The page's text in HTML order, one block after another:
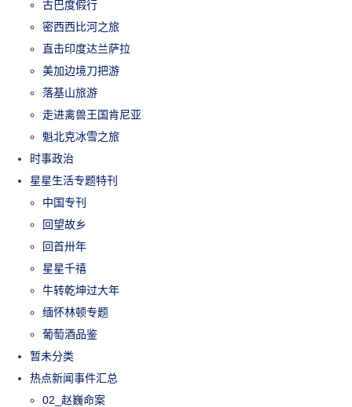
古巴度假行
密西西比河之旅
直击印度达兰萨拉
美加边境刀把游
落基山旅游
走进禽兽王国肯尼亚
魁北克冰雪之旅
时事政治
星星生活专题特刊
中国专刊
回望故乡
回首卅年
星星千禧
牛转乾坤过大年
缅怀林顿专题
葡萄酒品鉴
暂未分类
热点新闻事件汇总
02_赵巍命案